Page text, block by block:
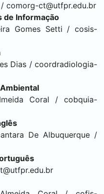
/ comorg-ct@utfpr.edu.br
de Informação
Gomes Setti / cosis-
Dias / coordradiologia-
Coral / cobquia-
De Albuquerque /